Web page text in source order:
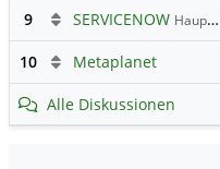
9 SERVICENOW Hauptdiskussion
10 Metaplanet
Alle Diskussionen